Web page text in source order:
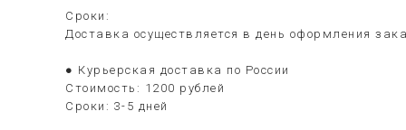
Сроки:
Доставка осуществляется в день оформления
● Курьерская доставка по России
Стоимость: 1200 рублей
Сроки: 3-5 дней